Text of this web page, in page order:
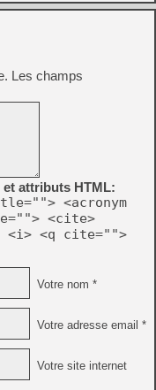
Les champs
et attributs HTML:
<acronym
<cite>
<i> <q cite="">
Votre nom *
Votre adresse email *
Votre site internet